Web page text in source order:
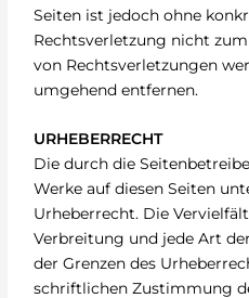
Seiten ist jedoch ohne
Rechtsverletzung nicht
von Rechtsverletzungen
umgehend entfernen.
URHEBERRECHT
Die durch die
Werke auf diesen Seiten
Urheberrecht. Die
Verbreitung und jede Art
der Grenzen des
schriftlichen Zustimmung